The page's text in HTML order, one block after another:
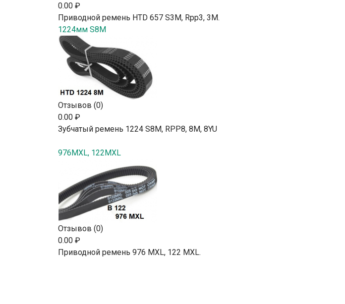
0.00 ₽
Приводной ремень HTD 657 S3M, Rpp3, 3М.
1224мм S8M
Отзывов (0)
0.00 ₽
Зубчатый ремень 1224 S8M, RPP8, 8М, 8YU
976MXL, 122MXL
Отзывов (0)
0.00 ₽
Приводной ремень 976 MXL, 122 MXL.